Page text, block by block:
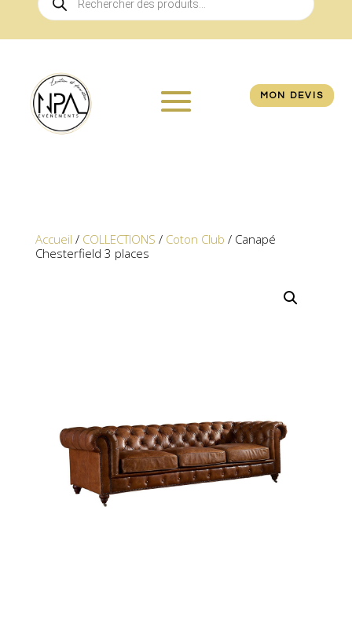
de
produits
MON DEVIS
Accueil / COLLECTIONS / Coton Club / Canapé
Chesterfield 3 places